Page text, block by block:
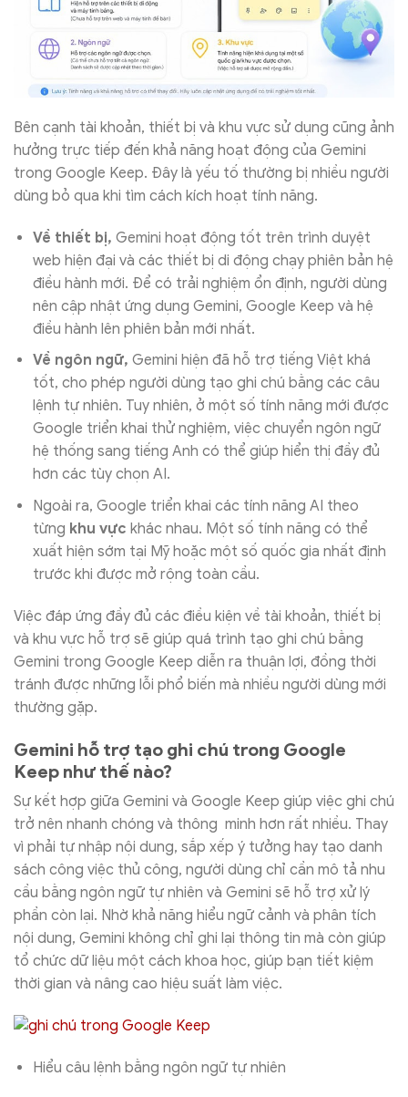
Bên cạnh tài khoản, thiết bị và khu vực sử dụng cũng ảnh
hưởng trực tiếp đến khả năng hoạt động của Gemini
trong Google Keep. Đây là yếu tố thường bị nhiều người
dùng bỏ qua khi tìm cách kích hoạt tính năng.
Về thiết bị, Gemini hoạt động tốt trên trình duyệt
web hiện đại và các thiết bị di động chạy phiên bản hệ
điều hành mới. Để có trải nghiệm ổn định, người dùng
nên cập nhật ứng dụng Gemini, Google Keep và hệ
điều hành lên phiên bản mới nhất.
Về ngôn ngữ, Gemini hiện đã hỗ trợ tiếng Việt khá
tốt, cho phép người dùng tạo ghi chú bằng các câu
lệnh tự nhiên. Tuy nhiên, ở một số tính năng mới được
Google triển khai thử nghiệm, việc chuyển ngôn ngữ
hệ thống sang tiếng Anh có thể giúp hiển thị đầy đủ
hơn các tùy chọn AI.
Ngoài ra, Google triển khai các tính năng AI theo
từng khu vực khác nhau. Một số tính năng có thể
xuất hiện sớm tại Mỹ hoặc một số quốc gia nhất định
trước khi được mở rộng toàn cầu.
Việc đáp ứng đầy đủ các điều kiện về tài khoản, thiết bị
và khu vực hỗ trợ sẽ giúp quá trình tạo ghi chú bằng
Gemini trong Google Keep diễn ra thuận lợi, đồng thời
tránh được những lỗi phổ biến mà nhiều người dùng mới
thường gặp.
Gemini hỗ trợ tạo ghi chú trong Google
Keep như thế nào?
Sự kết hợp giữa Gemini và Google Keep giúp việc ghi chú
trở nên nhanh chóng và thông minh hơn rất nhiều. Thay
vì phải tự nhập nội dung, sắp xếp ý tưởng hay tạo danh
sách công việc thủ công, người dùng chỉ cần mô tả nhu
cầu bằng ngôn ngữ tự nhiên và Gemini sẽ hỗ trợ xử lý
phần còn lại. Nhờ khả năng hiểu ngữ cảnh và phân tích
nội dung, Gemini không chỉ ghi lại thông tin mà còn giúp
tổ chức dữ liệu một cách khoa học, giúp bạn tiết kiệm
thời gian và nâng cao hiệu suất làm việc.
Hiểu câu lệnh bằng ngôn ngữ tự nhiên